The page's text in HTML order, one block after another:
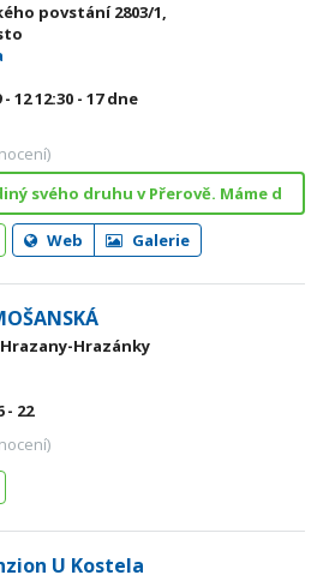
povstání 2803/1,
- 1212:30 - 17dne
svého druhu v Přerově. Máme d
Web Galerie
Hrazany-Hrazánky
- 22
U Kostela